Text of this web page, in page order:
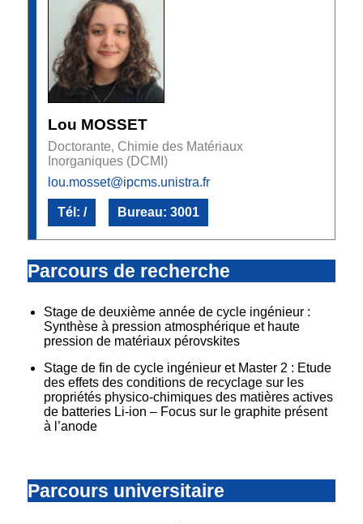
Lou MOSSET
Doctorante, Chimie des Matériaux
Inorganiques (DCMI)
lou.mosset@ipcms.unistra.fr
Tél: / Bureau: 3001
Parcours de recherche
Stage de deuxième année de cycle ingénieur :
Synthèse à pression atmosphérique et haute
pression de matériaux pérovskites
Stage de fin de cycle ingénieur et Master 2 : Etude
des effets des conditions de recyclage sur les
propriétés physico-chimiques des matières actives
de batteries Li-ion – Focus sur le graphite présent
à l’anode
Parcours universitaire